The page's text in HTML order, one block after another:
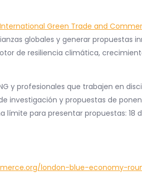
International Green Trade and
globales y generar propuestas
de resiliencia climática,
y profesionales que trabajen en
investigación y propuestas de
para presentar propuestas: 18
london-blue-economy-